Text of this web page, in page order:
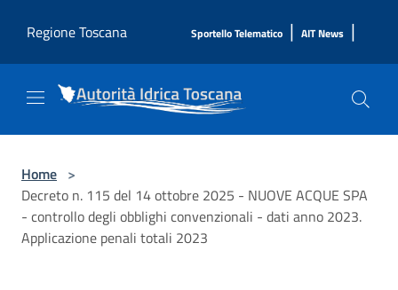
Regione Toscana
Sportello Telematico | AIT News |
Home >
Decreto n. 115 del 14 ottobre 2025 - NUOVE ACQUE SPA
- controllo degli obblighi convenzionali - dati anno 2023.
Applicazione penali totali 2023